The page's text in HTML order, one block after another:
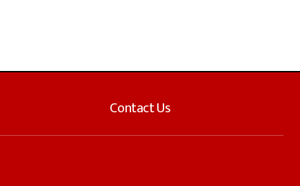
Contact Us